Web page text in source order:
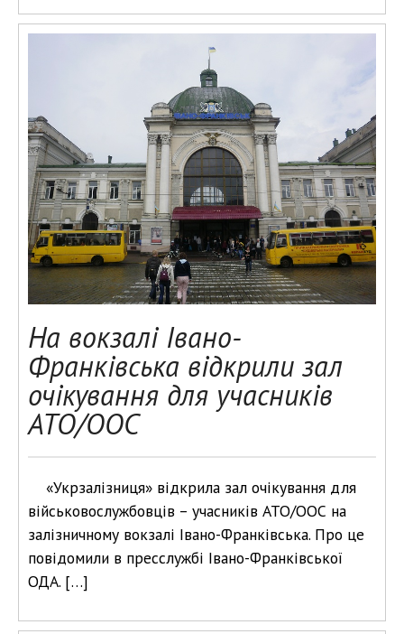
На вокзалі Івано-
Франківська відкрили зал
очікування для учасників
АТО/ООС
«Укрзалізниця» відкрила зал очікування для
військовослужбовців – учасників АТО/ООС на
залізничному вокзалі Івано-Франківська. Про це
повідомили в пресслужбі Івано-Франківської
ОДА. […]